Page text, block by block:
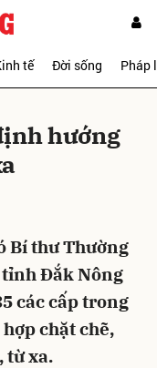
tế Đời sống Pháp
hướng
Bí thư Thường
Đắk Nông
các cấp trong
chặt chẽ,
từ xa.
Hủy Gửi